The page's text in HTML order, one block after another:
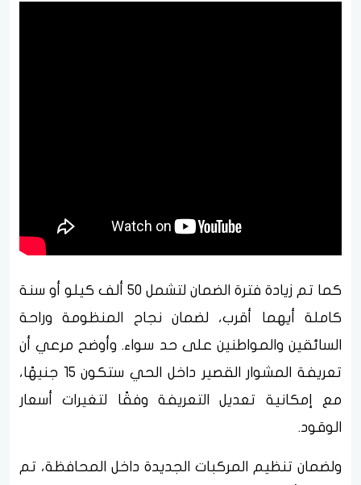
كما تم زيادة فترة الضمان لتشمل 50 ألف كيلو أو سنة
كاملة أيهما أقرب، لضمان نجاح المنظومة وراحة
السائقين والمواطنين على حد سواء. وأوضح مرعي أن
تعريفة المشوار القصير داخل الحي ستكون 15 جنيهًا،
مع إمكانية تعديل التعريفة وفقًا لتغيرات أسعار
الوقود.
ولضمان تنظيم المركبات الجديدة داخل المحافظة، تم